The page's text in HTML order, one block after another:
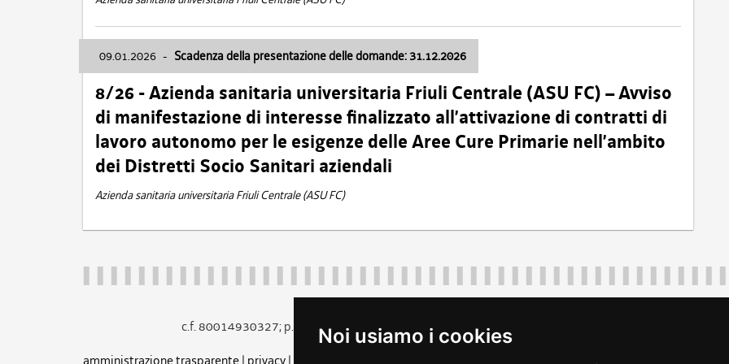
Noi usiamo i cookies
09.01.2026 - Scadenza della presentazione delle domande: 31.12.2026
8/26 - Azienda sanitaria universitaria Friuli Centrale (ASU FC) – Avviso
di manifestazione di interesse finalizzato all’attivazione di contratti di
lavoro autonomo per le esigenze delle Aree Cure Primarie nell’ambito
dei Distretti Socio Sanitari aziendali
Azienda sanitaria universitaria Friuli Centrale (ASU FC)
c.f. 80014930327; p.iva 00526040324
piazza Unità d'Italia 1 Trieste
amministrazione trasparente| privacy| dichiarazione di accessibilità